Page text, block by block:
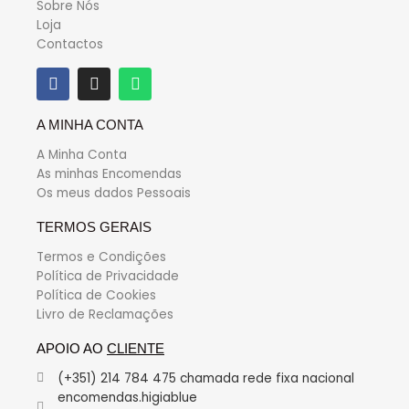
Sobre Nós
Loja
Contactos
A MINHA CONTA
A Minha Conta
As minhas Encomendas
Os meus dados Pessoais
TERMOS GERAIS
Termos e Condições
Política de Privacidade
Política de Cookies
Livro de Reclamações
APOIO AO CLIENTE
(+351) 214 784 475 chamada rede fixa nacional
encomendas.higiablue